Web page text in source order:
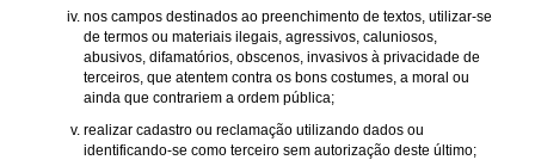
nos campos destinados ao preenchimento de textos, utilizar-se
de termos ou materiais ilegais, agressivos, caluniosos,
abusivos, difamatórios, obscenos, invasivos à privacidade de
terceiros, que atentem contra os bons costumes, a moral ou
ainda que contrariem a ordem pública;
realizar cadastro ou reclamação utilizando dados ou
identificando-se como terceiro sem autorização deste último;